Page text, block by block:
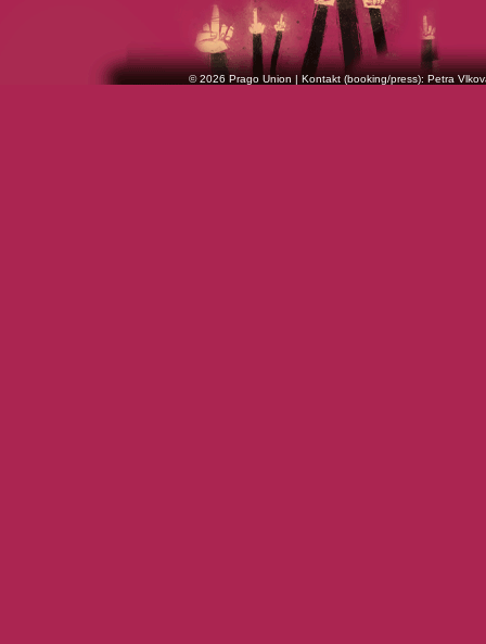
© 2026 Prago Union | Kontakt (booking/press): Petra